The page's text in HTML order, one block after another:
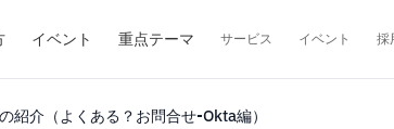
イベント 重点テーマ サービス イベント 採
介（よくある？お問合せ-Okta編）